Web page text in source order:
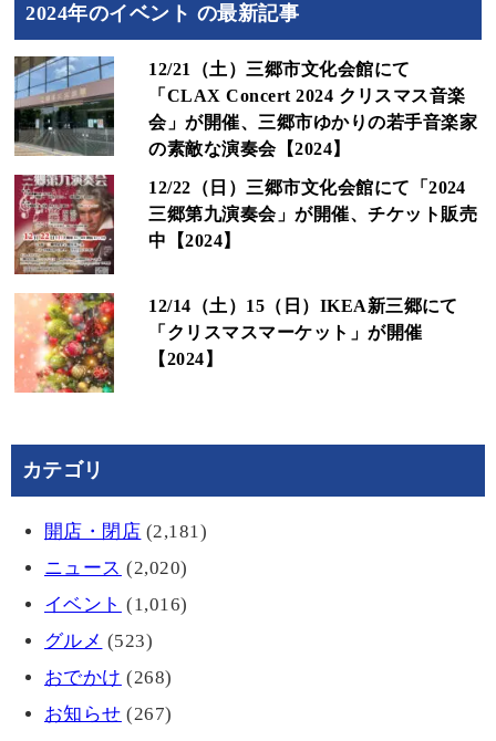
2024年のイベント の最新記事
12/21（土）三郷市文化会館にて
「CLAX Concert 2024 クリスマス音楽
会」が開催、三郷市ゆかりの若手音楽家
の素敵な演奏会【2024】
12/22（日）三郷市文化会館にて「2024
三郷第九演奏会」が開催、チケット販売
中【2024】
12/14（土）15（日）IKEA新三郷にて
「クリスマスマーケット」が開催
【2024】
カテゴリ
開店・閉店 (2,181)
ニュース (2,020)
イベント (1,016)
グルメ (523)
おでかけ (268)
お知らせ (267)